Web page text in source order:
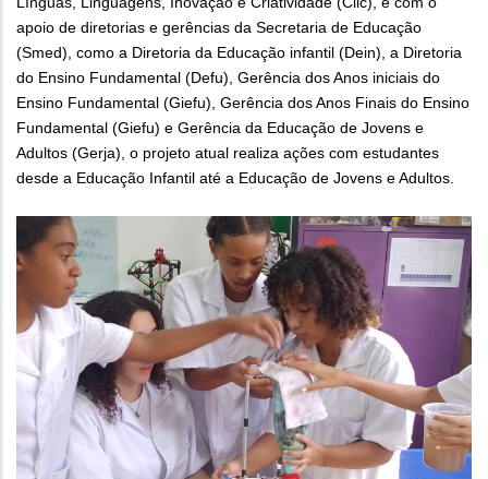
apoio de diretorias e gerências da Secretaria de Educação
(Smed), como a Diretoria da Educação infantil (Dein), a Diretoria
do Ensino Fundamental (Defu), Gerência dos Anos iniciais do
Ensino Fundamental (Giefu), Gerência dos Anos Finais do Ensino
Fundamental (Giefu) e Gerência da Educação de Jovens e
Adultos (Gerja), o projeto atual realiza ações com estudantes
desde a Educação Infantil até a Educação de Jovens e Adultos.